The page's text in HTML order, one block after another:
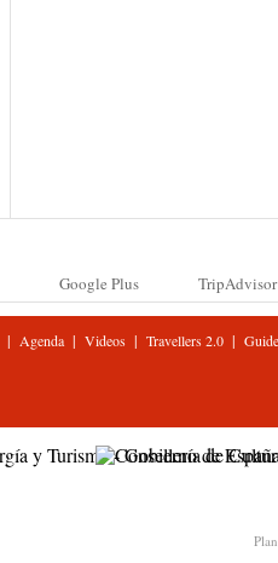
Google Plus TripAdvisor
| Agenda| Videos | Travellers 2.0 |